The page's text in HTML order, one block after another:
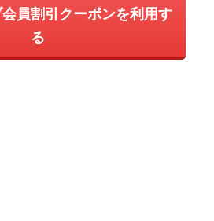
会員割引クーポンを利用す
る